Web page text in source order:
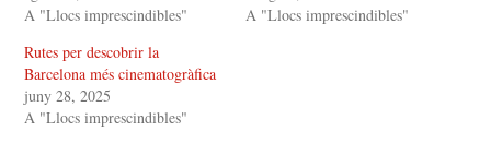
e
r
S
'
o
b
r
e
o
o
(
'
r
A "Llocs imprescindibles"
A "Llocs imprescindibles"
Rutes per descobrir la
Barcelona més cinematogràfica
juny 28, 2025
A "Llocs imprescindibles"